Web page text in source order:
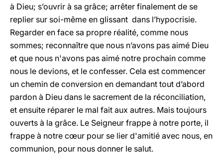
à Dieu; s’ouvrir à sa grâce; arrêter finalement de se
replier sur soi-même en glissant dans l’hypocrisie.
Regarder en face sa propre réalité, comme nous
sommes; reconnaître que nous n’avons pas aimé Dieu
et que nous n'avons pas aimé notre prochain comme
nous le devions, et le confesser. Cela est commencer
un chemin de conversion en demandant tout d’abord
pardon à Dieu dans le sacrement de la réconciliation,
et ensuite réparer le mal fait aux autres. Mais toujours
ouverts à la grâce. Le Seigneur frappe à notre porte, il
frappe à notre cœur pour se lier d'amitié avec nous, en
communion, pour nous donner le salut.